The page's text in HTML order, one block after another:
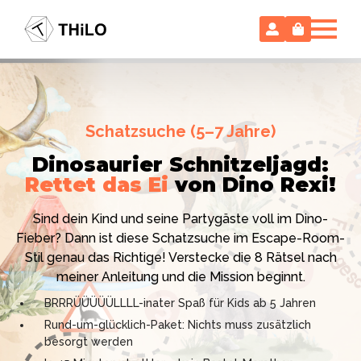
Hollywood-Action im
Kinderzimmer – ohne
Vorbereitungsstress!
Ich bin THiLO, "Dein SPIEGEL"-Bestseller-Autor und
TV-Profi (ZDF "1, 2 oder 3"). Entdecke jetzt meine
Schatzsuchen und Escape Rooms zum Sofort-
Download. Und natürlich meine Ebooks.
Schatzsuche (5–7 Jahre)
Dinosaurier Schnitzeljagd:
Rettet das Ei von Dino Rexi!
Sind dein Kind und seine Partygäste voll im Dino-
Fieber? Dann ist diese Schatzsuche im Escape-Room-
Stil genau das Richtige! Verstecke die 8 Rätsel nach
meiner Anleitung und die Mission beginnt.
BRRRÜÜÜÜÜLLLL-inater Spaß für Kids ab 5 Jahren
Rund-um-glücklich-Paket: Nichts muss zusätzlich
besorgt werden
Escape Room (ab 8 oder 12 Jahre)
Locked-up Agents: Im Labor
des Virologen
Das gab es noch nie: Verwandele dein Zuhause in ein
High-Tech Labor! Unser 24-seitiges PDF enthält alles:
Mission, Agentenausweise, Rätsel und Requisiten.
Knackt den Fall in 90 Minuten!
Kniffliger Rätselspaß für 2 bis 6 Spieler (8 - 11 oder 12–
99 Jahre)
Professionelles PDF: Agentenausweise & Schilder
inklusive